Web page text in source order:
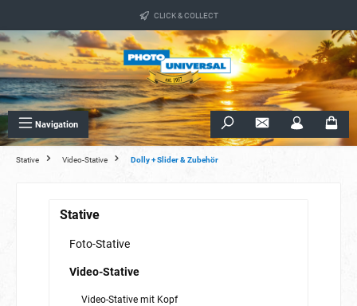
CLICK & COLLECT
Navigation
Stative Video-Stative Dolly + Slider & Zubehör
Stative
Foto-Stative
Video-Stative
Video-Stative mit Kopf